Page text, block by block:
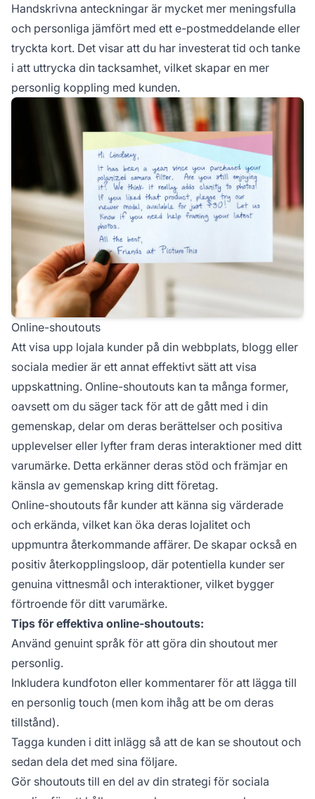
Handskrivna anteckningar är mycket mer meningsfulla
och personliga jämfört med ett e-postmeddelande eller
tryckta kort. Det visar att du har investerat tid och tanke
i att uttrycka din tacksamhet, vilket skapar en mer
personlig koppling med kunden.
Online-shoutouts
Att visa upp lojala kunder på din webbplats, blogg eller
sociala medier är ett annat effektivt sätt att visa
uppskattning. Online-shoutouts kan ta många former,
oavsett om du säger tack för att de gått med i din
gemenskap, delar om deras berättelser och positiva
upplevelser eller lyfter fram deras interaktioner med ditt
varumärke. Detta erkänner deras stöd och främjar en
känsla av gemenskap kring ditt företag.
Online-shoutouts får kunder att känna sig värderade
och erkända, vilket kan öka deras lojalitet och
uppmuntra återkommande affärer. De skapar också en
positiv återkopplingsloop, där potentiella kunder ser
genuina vittnesmål och interaktioner, vilket bygger
förtroende för ditt varumärke.
Tips för effektiva online-shoutouts:
Använd genuint språk för att göra din shoutout mer
personlig.
Inkludera kundfoton eller kommentarer för att lägga till
en personlig touch (men kom ihåg att be om deras
tillstånd).
Tagga kunden i ditt inlägg så att de kan se shoutout och
sedan dela det med sina följare.
Gör shoutouts till en del av din strategi för sociala